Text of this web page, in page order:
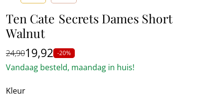
Ten Cate Secrets Dames Short
Walnut
19,92 -20%
24,90
Vandaag besteld, maandag in huis!
Kleur